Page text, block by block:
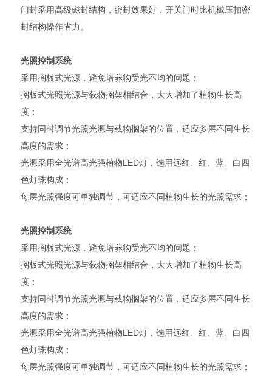
门封采用高级磁封结构，密封效果好，开关门时比机械压扣密
封结构操作省力。
光照控制系统
采用搁板式光源，避免培养物受光不均的问题；
搁板式光照光源与载物搁架相结合，大大增加了植物生长高
度；
支持同时调节光照光源与载物搁架的位置，适应多层不同生长
高度的需求；
光源采用全光谱高光强植物LED灯，选用远红、红、蓝、白四
色灯珠构成；
每层光照强度可单独调节，可适应不同植物生长的光照需求；
光照控制系统
采用搁板式光源，避免培养物受光不均的问题；
搁板式光照光源与载物搁架相结合，大大增加了植物生长高
度；
支持同时调节光照光源与载物搁架的位置，适应多层不同生长
高度的需求；
光源采用全光谱高光强植物LED灯，选用远红、红、蓝、白四
色灯珠构成；
每层光照强度可单独调节，可适应不同植物生长的光照需求；